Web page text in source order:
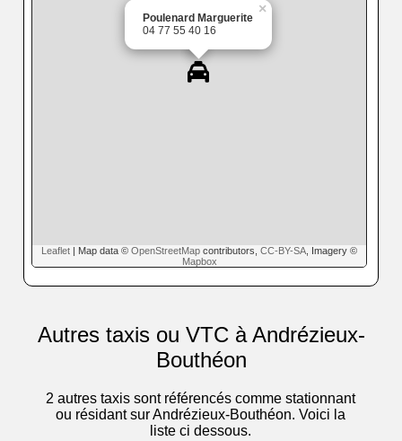
Poulenard Marguerite
04 77 55 40 16
×
Leaflet | Map data © OpenStreetMap contributors, CC-BY-SA , Imagery ©
Mapbox
Autres taxis ou VTC à Andrézieux-
Bouthéon
2 autres taxis sont référencés comme stationnant
ou résidant sur Andrézieux-Bouthéon. Voici la
liste ci dessous.